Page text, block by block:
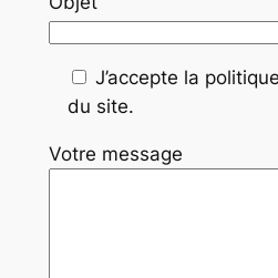
J’accepte la
du site.
Votre message